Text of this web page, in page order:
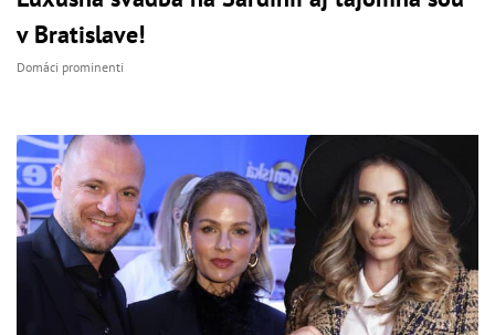
v Bratislave!
Domáci prominenti